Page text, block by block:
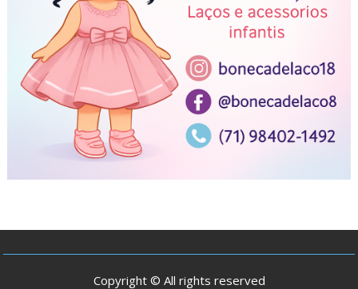
Copyright © All rights reserved